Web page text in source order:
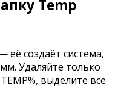
Temp
её создаёт система,
Удаляйте только
выделите всё